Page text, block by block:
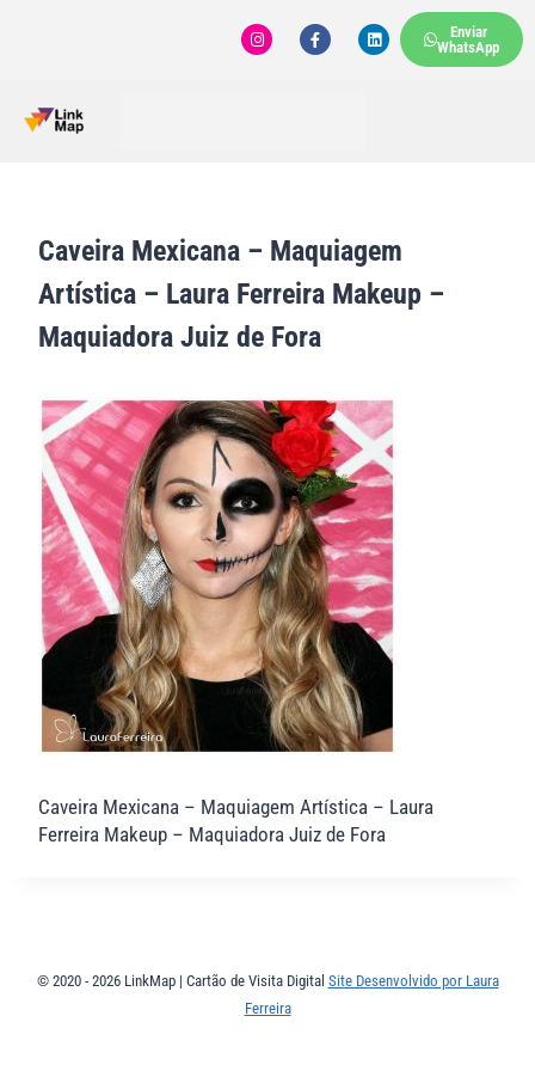
Enviar
WhatsApp
Caveira Mexicana – Maquiagem
Artística – Laura Ferreira Makeup –
Maquiadora Juiz de Fora
Caveira Mexicana – Maquiagem Artística – Laura
Ferreira Makeup – Maquiadora Juiz de Fora
© 2020 - 2026 LinkMap | Cartão de Visita Digital Site Desenvolvido por Laura
Ferreira